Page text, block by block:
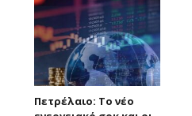
Πετρέλαιο: Το νέο